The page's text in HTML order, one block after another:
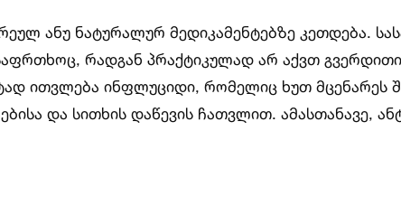
ანუ ნატურალურ მედიკამენტებზე კეთდება.
რადგან პრაქტიკულად არ აქვთ
ითვლება ინფლუციდი, რომელიც ხუთ მცენარეს
და სითხის დაწევის ჩათვლით. ამასთანავე,